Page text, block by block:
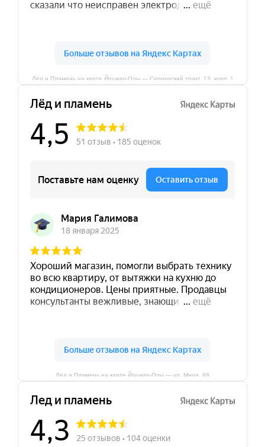
Лёд и Пламень на карте Йошкар‑Олы — Сернурский тракт, 13, корп. 1
Лёд и Пламень на карте Йошкар‑Олы — ул. Мира, 68